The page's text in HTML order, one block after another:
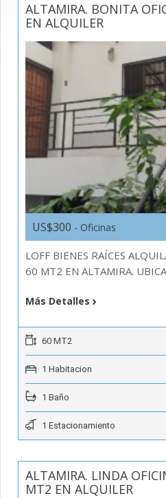
ALTAMIRA. BONITA
EN ALQUILER
US$300 - Oficinas
LOFF BIENES RAÍCES
60 MT2 EN ALTAMIRA.
Más Detalles
60 MT2
1 Habitacion
1 Baño
1 Estacionamiento
ALTAMIRA. LINDA
MT2 EN ALQUILER